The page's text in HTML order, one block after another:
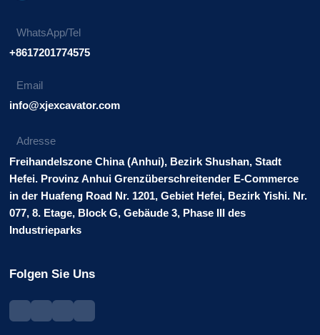
WhatsApp/Tel
+8617201774575
Email
info@xjexcavator.com
Adresse
Freihandelszone China (Anhui), Bezirk Shushan, Stadt
Hefei. Provinz Anhui Grenzüberschreitender E-Commerce
in der Huafeng Road Nr. 1201, Gebiet Hefei, Bezirk Yishi. Nr.
077, 8. Etage, Block G, Gebäude 3, Phase III des
Industrieparks
Folgen Sie Uns